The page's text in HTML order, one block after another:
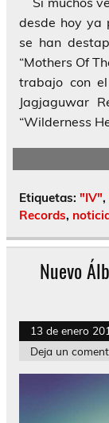
desde hoy ya
se han
“Mothers Of
trabajo con
Jagjaguwar
“Wilderness
Etiquetas: "IV",
Records,
Nuevo
13 de enero
Deja un